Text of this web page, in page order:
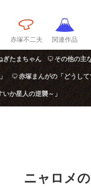
赤塚不二夫 関連作品
ぎたまちゃん その他の主
赤塚まんがの「どうし
いか星人の逆襲～」
ニャロメ